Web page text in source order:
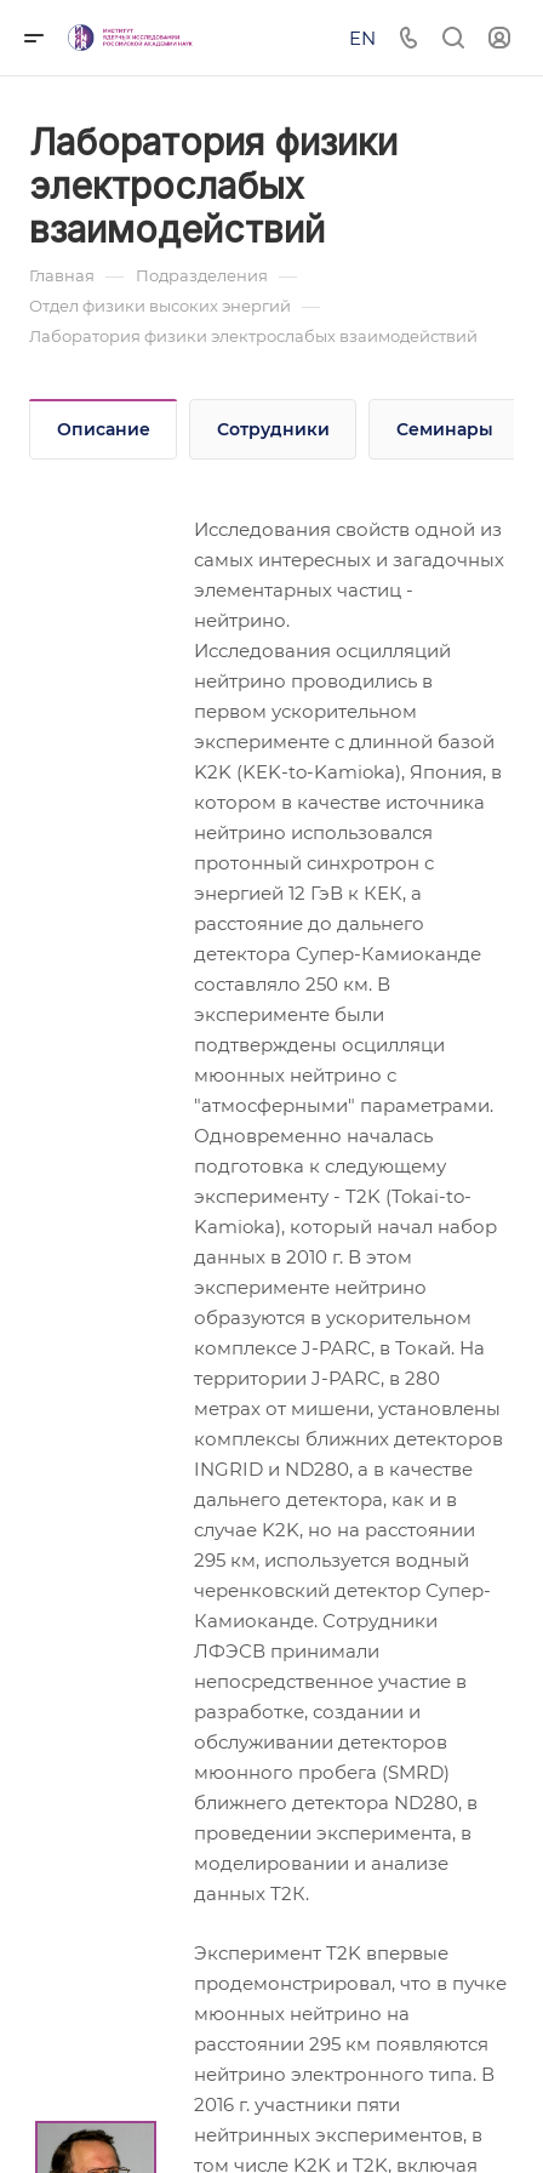
EN
Лаборатория физики
электрослабых
взаимодействий
Главная — Подразделения —
Отдел физики высоких энергий —
Лаборатория физики электрослабых взаимодействий
Описание Сотрудники Семинары
Исследования свойств одной из
самых интересных и загадочных
элементарных частиц -
нейтрино.
Исследования осцилляций
нейтрино проводились в
первом ускорительном
эксперименте с длинной базой
K2K (KEK-to-Kamioka), Япония, в
котором в качестве источника
нейтрино использовался
протонный синхротрон с
энергией 12 ГэВ к КЕК, а
расстояние до дальнего
детектора Супер-Камиоканде
составляло 250 км. В
эксперименте были
подтверждены осцилляци
мюонных нейтрино с
"атмосферными" параметрами.
Одновременно началась
подготовка к следующему
эксперименту - T2K (Tokai-to-
Kamioka), который начал набор
данных в 2010 г. В этом
эксперименте нейтрино
образуются в ускорительном
комплексе J-PARC, в Токай. На
территории J-PARC, в 280
метрах от мишени, установлены
комплексы ближних детекторов
INGRID и ND280, а в качестве
дальнего детектора, как и в
случае K2K, но на расстоянии
295 км, используется водный
черенковский детектор Супер-
Камиоканде. Сотрудники
ЛФЭСВ принимали
непосредственное участие в
разработке, создании и
обслуживании детекторов
мюонного пробега (SMRD)
ближнего детектора ND280, в
проведении эксперимента, в
моделировании и анализе
данных Т2К.
Эксперимент T2K впервые
продемонстрировал, что в пучке
мюонных нейтрино на
расстоянии 295 км появляются
нейтрино электронного типа. В
2016 г. участники пяти
нейтринных экспериментов, в
том числе K2K и T2K, включая